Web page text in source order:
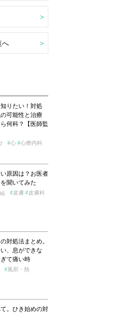
へ
りたい！対処
可能性と治療
何科？【医師監
心
心療内科
原因は？お医者
聞いてみた
皮膚 皮膚科
対処法まとめ。
、息ができな
て痛い時
風邪・熱
。ひき始めの対